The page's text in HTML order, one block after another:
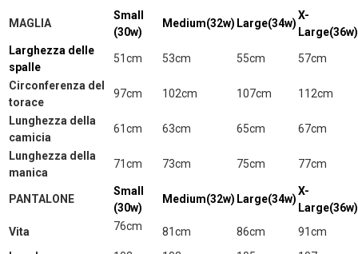
MAGLIA
Small
(30w)
Medium(32w) Large(34w)
X-
Large(36w)
Larghezza delle
spalle
51cm 53cm 55cm 57cm
Circonferenza del
torace
97cm 102cm 107cm 112cm
Lunghezza della
camicia
61cm 63cm 65cm 67cm
Lunghezza della
manica
71cm 73cm 75cm 77cm
PANTALONE
Small
(30w)
Medium(32w) Large(34w)
X-
Large(36w)
Vita
76cm 81cm 86cm
91cm